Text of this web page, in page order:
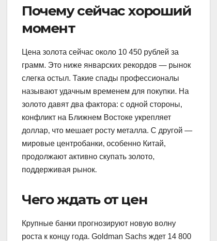
Почему сейчас хороший
момент
Цена золота сейчас около 10 450 рублей за
грамм. Это ниже январских рекордов — рынок
слегка остыл. Такие спады профессионалы
называют удачным временем для покупки. На
золото давят два фактора: с одной стороны,
конфликт на Ближнем Востоке укрепляет
доллар, что мешает росту металла. С другой —
мировые центробанки, особенно Китай,
продолжают активно скупать золото,
поддерживая рынок.
Чего ждать от цен
Крупные банки прогнозируют новую волну
роста к концу года. Goldman Sachs ждет 14 800